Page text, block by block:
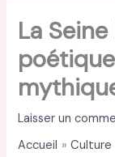
La
Laisser un
Accueil
Culture